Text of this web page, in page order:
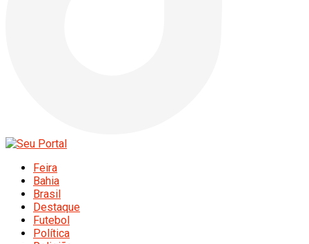
Feira
Bahia
Brasil
Destaque
Futebol
Política